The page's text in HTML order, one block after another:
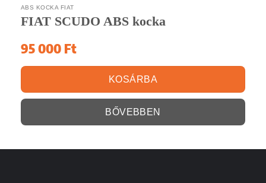
ABS KOCKA FIAT
FIAT SCUDO ABS kocka
95 000 Ft
KOSÁRBA
BŐVEBBEN